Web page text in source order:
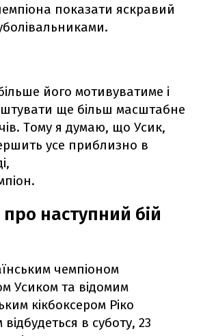
показати яскравий
його мотивуватиме і
ще більш масштабне
Тому я думаю, що Усик,
усе приблизно в
наступний бій
чемпіоном
Усиком та відомим
кікбоксером Ріко
в суботу, 23